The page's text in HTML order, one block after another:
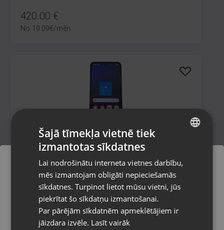
420.00 €
No 19.09€/mēn.
Samsung Galaxy S24 FE (S721B/DS)
128GB 8GB RAM
Rīga, Dižozolu iela 11
Stāvoklis Lietots (Garantija 6 mēneši)
290.00€
€ /mēn.
Pasūtījumi tiks piegādāti uz
izvēlēto valsti
Vietnes saturs būs attēlots izvēlētajā
RUSSIAN
Šajā tīmekļa vietnē tiek
izmantotas sīkdatnes
Lai nodrošinātu interneta vietnes darbību,
mēs izmantojam obligāti nepieciešamās
sīkdatnes. Turpinot lietot mūsu vietni, jūs
piekrītat šo sīkdatņu izmantošanai.
Par pārējām sīkdatnēm apmeklētājiem ir
jāizdara izvēle. Lasīt vairāk